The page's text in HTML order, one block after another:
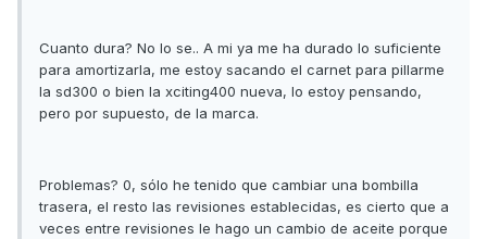
Cuanto dura? No lo se.. A mi ya me ha durado lo suficiente
para amortizarla, me estoy sacando el carnet para pillarme
la sd300 o bien la xciting400 nueva, lo estoy pensando,
pero por supuesto, de la marca.
Problemas? 0, sólo he tenido que cambiar una bombilla
trasera, el resto las revisiones establecidas, es cierto que a
veces entre revisiones le hago un cambio de aceite porque